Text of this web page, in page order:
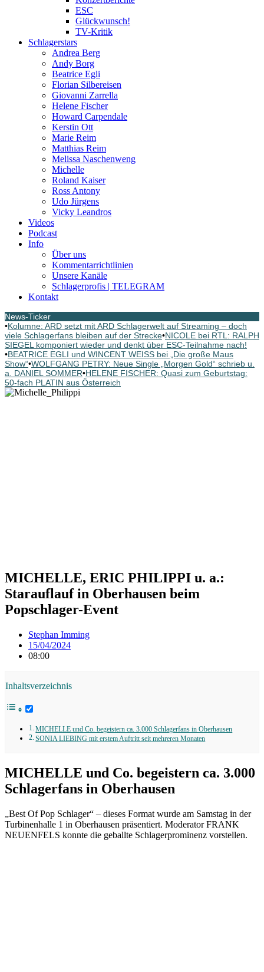
ESC
Glückwunsch!
TV-Kritik
Schlagerstars
Andrea Berg
Andy Borg
Beatrice Egli
Florian Silbereisen
Giovanni Zarrella
Helene Fischer
Howard Carpendale
Kerstin Ott
Marie Reim
Matthias Reim
Melissa Naschenweng
Michelle
Roland Kaiser
Ross Antony
Udo Jürgens
Vicky Leandros
Videos
Podcast
Info
Über uns
Kommentarrichtlinien
Unsere Kanäle
Schlagerprofis | TELEGRAM
Kontakt
News-Ticker
•Kolumne: ARD setzt mit ARD Schlagerwelt auf Streaming – doch
viele Schlagerfans bleiben auf der Strecke•NICOLE bei RTL: RALPH
SIEGEL komponiert wieder und denkt über ESC-Teilnahme nach!
•BEATRICE EGLI und WINCENT WEISS bei „Die große Maus
Show“•WOLFGANG PETRY: Neue Single „Morgen Gold“ schrieb u.
a. DANIEL SOMMER•HELENE FISCHER: Quasi zum Geburtstag:
50-fach PLATIN aus Österreich
MICHELLE, ERIC PHILIPPI u. a.:
Starauflauf in Oberhausen beim
Popschlager-Event
Stephan Imming
15/04/2024
08:00
Inhaltsverzeichnis
MICHELLE und Co. begeistern ca. 3.000 Schlagerfans in Oberhausen
SONIA LIEBING mit erstem Auftritt seit mehreren Monaten
MICHELLE und Co. begeistern ca. 3.000
Schlagerfans in Oberhausen
„Best Of Pop Schlager“ – dieses Format wurde am Samstag in der
Turbinenhalle 1 in Oberhausen präsentiert. Moderator FRANK
NEUENFELS konnte die geballte Schlagerprominenz vorstellen.